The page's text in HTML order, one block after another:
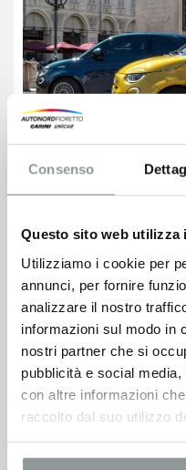
Consenso
Questo sito web utilizza
Utilizziamo i cookie per
annunci, per fornire
analizzare il nostro
informazioni sul modo in
nostri partner che si
pubblicità e social
con altre informazioni
raccolto dal suo utilizzo
Design italiano iconico
freschi e linee senza
badge Torino: un nuovo